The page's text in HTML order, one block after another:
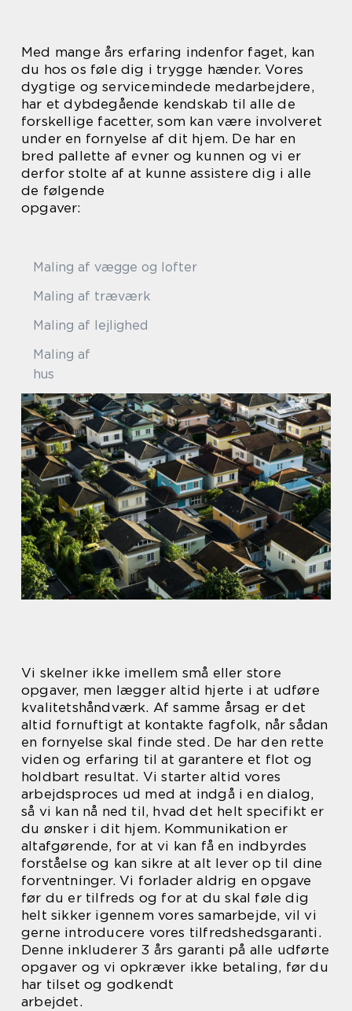
Med mange års erfaring indenfor faget, kan
du hos os føle dig i trygge hænder. Vores
dygtige og servicemindede medarbejdere,
har et dybdegående kendskab til alle de
forskellige facetter, som kan være involveret
under en fornyelse af dit hjem. De har en
bred pallette af evner og kunnen og vi er
derfor stolte af at kunne assistere dig i alle
de følgende
opgaver:
Maling af vægge og lofter
Maling af træværk
Maling af lejlighed
Maling af
Vi skelner ikke imellem små eller store
opgaver, men lægger altid hjerte i at udføre
kvalitetshåndværk. Af samme årsag er det
altid fornuftigt at kontakte fagfolk, når sådan
en fornyelse skal finde sted. De har den rette
viden og erfaring til at garantere et flot og
holdbart resultat. Vi starter altid vores
arbejdsproces ud med at indgå i en dialog,
så vi kan nå ned til, hvad det helt specifikt er
du ønsker i dit hjem. Kommunikation er
altafgørende, for at vi kan få en indbyrdes
forståelse og kan sikre at alt lever op til dine
forventninger. Vi forlader aldrig en opgave
før du er tilfreds og for at du skal føle dig
helt sikker igennem vores samarbejde, vil vi
gerne introducere vores tilfredshedsgaranti.
Denne inkluderer 3 års garanti på alle udførte
opgaver og vi opkræver ikke betaling, før du
har tilset og godkendt
arbejdet.